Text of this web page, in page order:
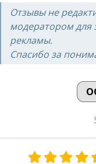
нянечки очень
Низкий поклон за
отдельную
Шмуличенко А.В.
всей
высоком
Отзывы не
модератором для
рекламы.
Спасибо за